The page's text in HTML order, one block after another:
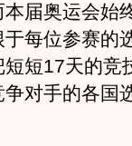
届奥运会始
每位参赛的
短17天的竞
对手的各国